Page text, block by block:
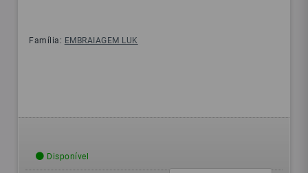
Família: EMBRAIAGEM LUK
Disponível